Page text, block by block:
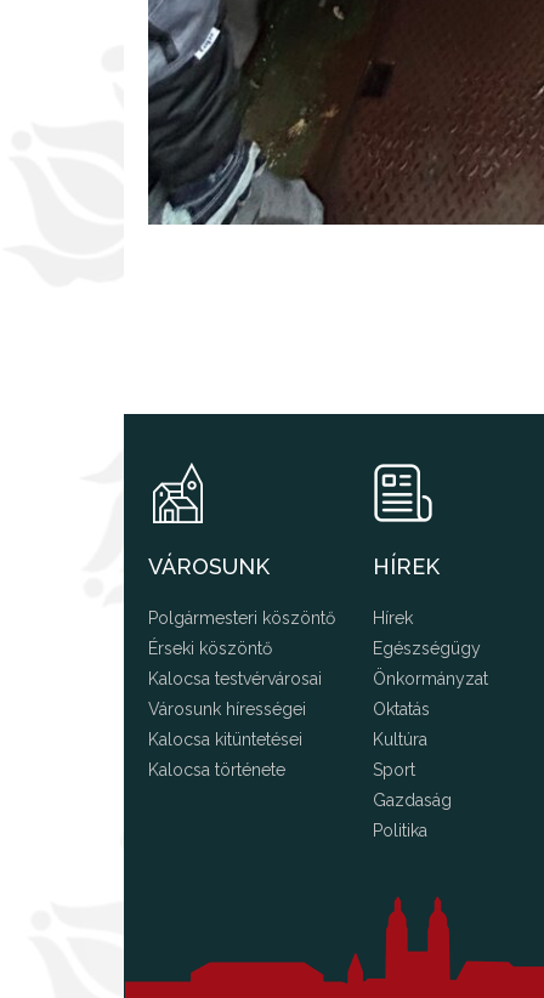
VÁROSUNK
Polgármesteri köszöntő
Érseki köszöntő
Kalocsa testvérvárosai
Városunk hírességei
Kalocsa kitüntetései
Kalocsa története
HÍREK
Hírek
Egészségügy
Önkormányzat
Oktatás
Kultúra
Sport
Gazdaság
Politika